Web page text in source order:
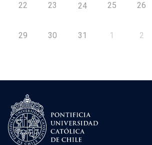
22 23 24 25 26
29 30 31 1 2